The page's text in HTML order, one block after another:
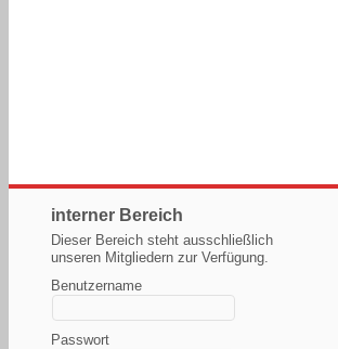
interner Bereich
Dieser Bereich steht ausschließlich
unseren Mitgliedern zur Verfügung.
Benutzername
Passwort